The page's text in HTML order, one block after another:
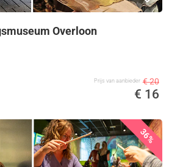
Overloon
Prijs van aanbieder € 20
€ 16
36%